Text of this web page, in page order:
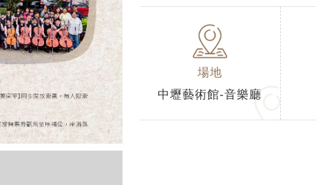
場地
中壢藝術館-音樂廳